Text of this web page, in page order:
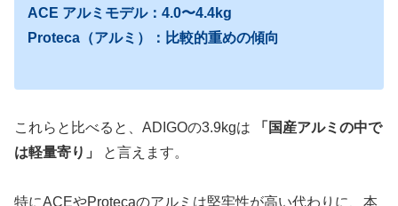
ACE アルミモデル：4.0〜4.4kg
Proteca（アルミ）：比較的重めの傾向
これらと比べると、ADIGOの3.9kgは
「国産アルミの中で
は軽量寄り」
と言えます。
特にACEやProtecaのアルミは堅牢性が高い代わりに、本